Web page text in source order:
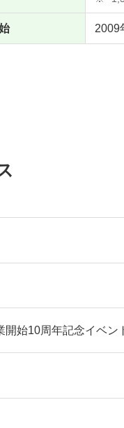
2009
開始10周年記念イベン